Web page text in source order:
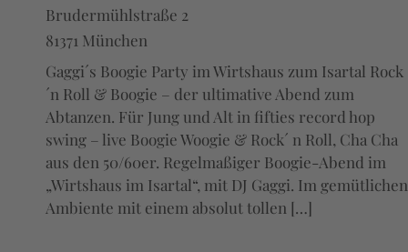
Brudermühlstraße 2
81371 München
Gaggi´s Boogie Party im Wirtshaus zum Isartal Rock
´n Roll & Boogie – der ultimative Abend zum
Abtanzen. Für Jung und Alt in fifties record hop
swing – live Boogie Woogie & Rock´ n Roll, Cha Cha
aus den 50/60er. Regelmaßiger Boogie-Abend im
„Wirtshaus im Isartal“, mit DJ Gaggi. Im gemütlichen
Ambiente mit einem absolut tollen […]